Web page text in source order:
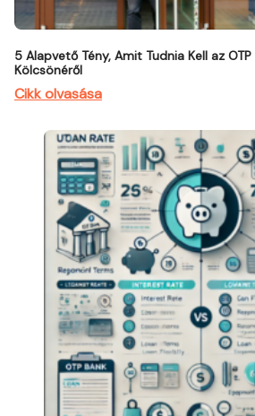
5 Alapvető Tény, Amit Tudnia Kell az
Kölcsönéről
Cikk olvasása